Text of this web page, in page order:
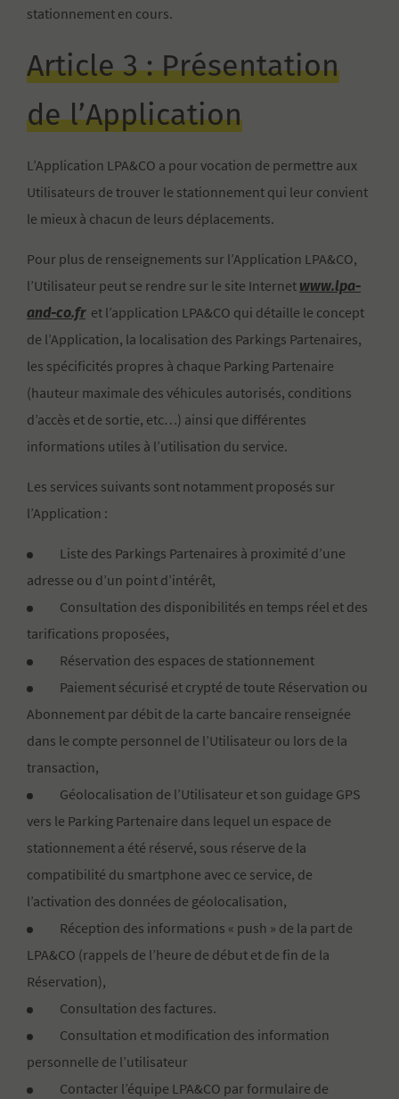
stationnement en cours.
Article 3 : Présentation
de l’Application
L’Application LPA&CO a pour vocation de permettre aux
Utilisateurs de trouver le stationnement qui leur convient
le mieux à chacun de leurs déplacements.
Pour plus de renseignements sur l’Application LPA&CO,
l’Utilisateur peut se rendre sur le site Internetwww.lpa-
and-co.fret l’application LPA&CO qui détaille le concept
de l’Application, la localisation des Parkings Partenaires,
les spécificités propres à chaque Parking Partenaire
(hauteur maximale des véhicules autorisés, conditions
d’accès et de sortie, etc…) ainsi que différentes
informations utiles à l’utilisation du service.
Les services suivants sont notamment proposés sur
l’Application :
Liste des Parkings Partenaires à proximité d’une
adresse ou d’un point d’intérêt,
Consultation des disponibilités en temps réel et des
tarifications proposées,
Réservation des espaces de stationnement
Paiement sécurisé et crypté de toute Réservation ou
Abonnement par débit de la carte bancaire renseignée
dans le compte personnel de l’Utilisateur ou lors de la
transaction,
Géolocalisation de l’Utilisateur et son guidage GPS
vers le Parking Partenaire dans lequel un espace de
stationnement a été réservé, sous réserve de la
compatibilité du smartphone avec ce service, de
l’activation des données de géolocalisation,
Réception des informations « push » de la part de
LPA&CO (rappels de l’heure de début et de fin de la
Réservation),
Consultation des factures.
Consultation et modification des information
personnelle de l’utilisateur
Contacter l’équipe LPA&CO par formulaire de